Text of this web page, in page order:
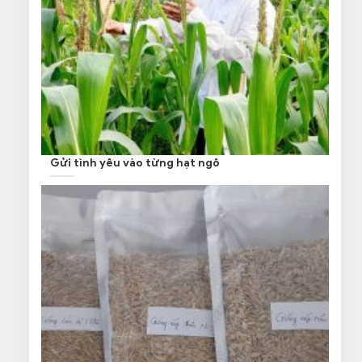
Gửi tình yêu vào từng hạt ngô